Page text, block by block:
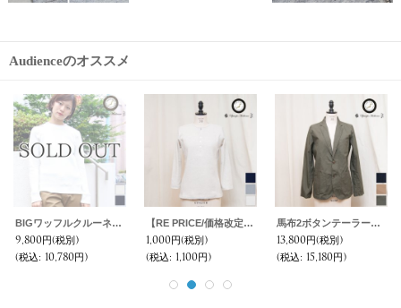
Audienceのオススメ
BIGワッフルクルーネック長袖ニットソー [Lady's]【MADE IN JAPAN】『日本製』/ Upscape Audience
9,800円(税別)
(税込: 10,780円)
【RE PRICE/価格改定】度詰ワッフル1コンチョボタンヘンリーネック7分袖カットソー [Lady's]【MADE IN JAPAN】『日本製』/ Upscape Audience
1,000円(税別)
(税込: 1,100円)
馬布2ボタンテーラードジャケット [Lady's] / Upscape Audience
13,800円(税別)
(税込: 15,180円)